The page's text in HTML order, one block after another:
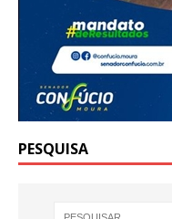
PESQUISA